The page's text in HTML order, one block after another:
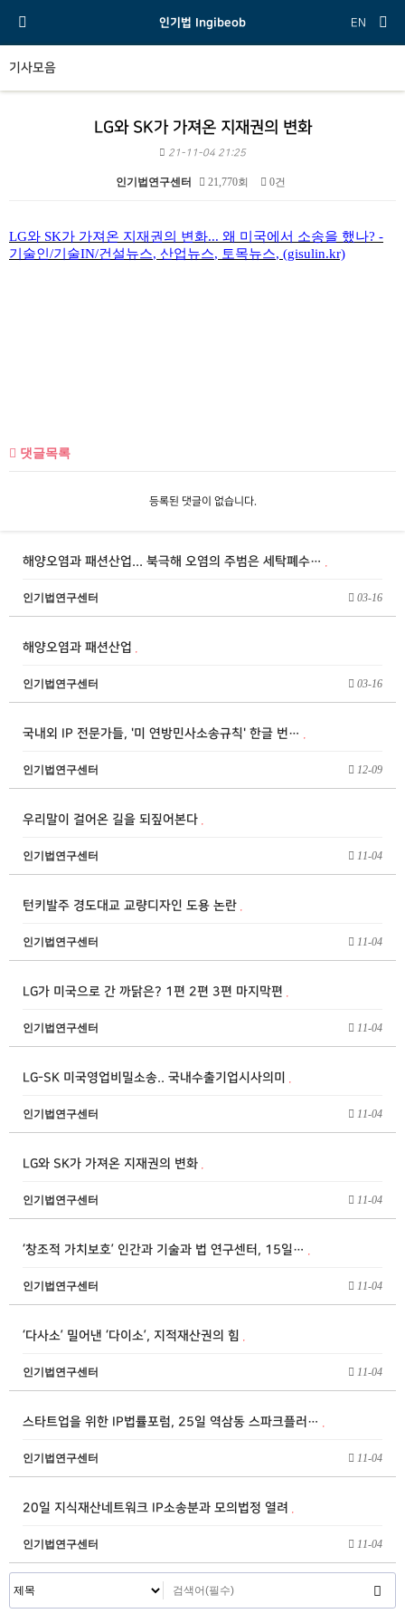
인기법 Ingibeob EN
기사모음
LG와 SK가 가져온 지재권의 변화
21-11-04 21:25
인기법연구센터 21,770회 0건
LG와 SK가 가져온 지재권의 변화... 왜 미국에서 소송을 했나? -
기술인 /기술IN/건설뉴스, 산업뉴스, 토목뉴스, (gisulin.kr)
댓글목록
등록된 댓글이 없습니다.
해양오염과 패션산업... 북극해 오염의 주범은 세탁폐수…
인기법연구센터 03-16
해양오염과 패션산업
인기법연구센터 03-16
국내외 IP 전문가들, '미 연방민사소송규칙' 한글 번…
인기법연구센터 12-09
우리말이 걸어온 길을 되짚어본다
인기법연구센터 11-04
턴키발주 경도대교 교량디자인 도용 논란
인기법연구센터 11-04
LG가 미국으로 간 까닭은? 1편 2편 3편 마지막편
인기법연구센터 11-04
LG-SK 미국영업비밀소송.. 국내수출기업시사의미
인기법연구센터 11-04
LG와 SK가 가져온 지재권의 변화
인기법연구센터 11-04
‘창조적 가치보호’ 인간과 기술과 법 연구센터, 15일…
인기법연구센터 11-04
‘다사소’ 밀어낸 ‘다이소’, 지적재산권의 힘
인기법연구센터 11-04
스타트업을 위한 IP법률포럼, 25일 역삼동 스파크플러…
인기법연구센터 11-04
20일 지식재산네트워크 IP소송분과 모의법정 열려
인기법연구센터 11-04